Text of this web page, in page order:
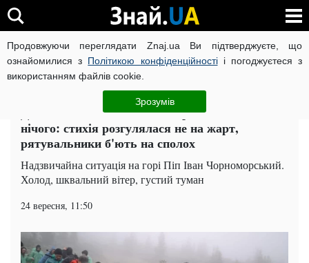
Продовжуючи переглядати Znaj.ua Ви підтверджуєте, що
ознайомилися з Політикою конфіденційностіі погоджуєтеся з
використанням файлів cookie.
Зрозумів
ВІЙНА РОСІЇ ПРОТИ УКРАЇНИ КОРОНАВІРУС В УКРАЇНІ
Івано-Франківськ ЧИТАТЬ НА РУССКОМ
Дощ зі снігом і шалений вітер, не видно геть
нічого: стихія розгулялася не на жарт,
рятувальники б'ють на сполох
Надзвичайна ситуація на горі Піп Іван Чорноморський.
Холод, шквальний вітер, густий туман
24 вересня, 11:50